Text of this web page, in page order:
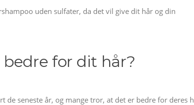
uden sulfater, da det vil give dit hår og din
for dit hår?
seneste år, og mange tror, at det er bedre for deres